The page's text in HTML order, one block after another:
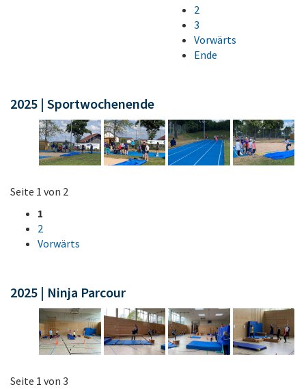
2
3
Vorwärts
Ende
2025 | Sportwochenende
Seite 1 von 2
1
2
Vorwärts
2025 | Ninja Parcour
Seite 1 von 3